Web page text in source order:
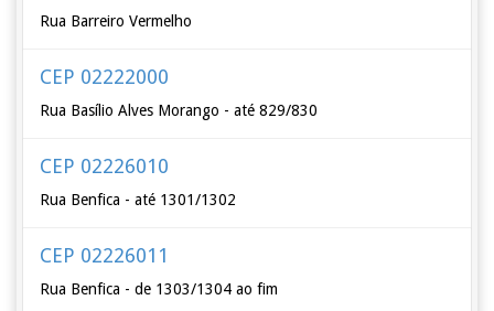
Rua Barreiro Vermelho
CEP 02222000
Rua Basílio Alves Morango - até 829/830
CEP 02226010
Rua Benfica - até 1301/1302
CEP 02226011
Rua Benfica - de 1303/1304 ao fim